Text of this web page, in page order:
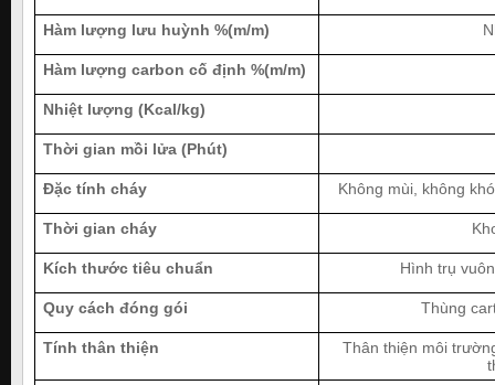
Hàm lượng lưu huỳnh %(m/m)
Hàm lượng carbon cố định %(m/m)
Nhiệt lượng (Kcal/kg)
Thời gian mồi lửa (Phút)
Đặc tính cháy Không mùi, không
Thời gian cháy
Kích thước tiêu chuẩn Hình trụ
Quy cách đóng gói Thùng
Tính thân thiện
Thân thiện môi